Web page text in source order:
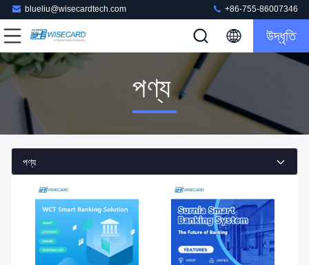
blueliu@wisecardtech.com +86-755-86007346
উদ্ধৃতি
পণ্য
পণ্য